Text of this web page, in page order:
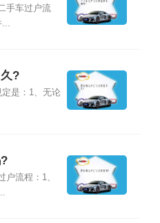
手车过户流
?
是：1、无论
户流程：1、